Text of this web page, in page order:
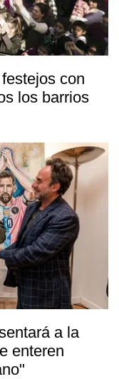
con
los barrios
a la
enteren